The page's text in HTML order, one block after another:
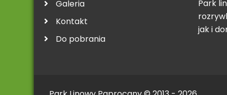
Galeria
Kontakt
Do pobrania
Park
jak i